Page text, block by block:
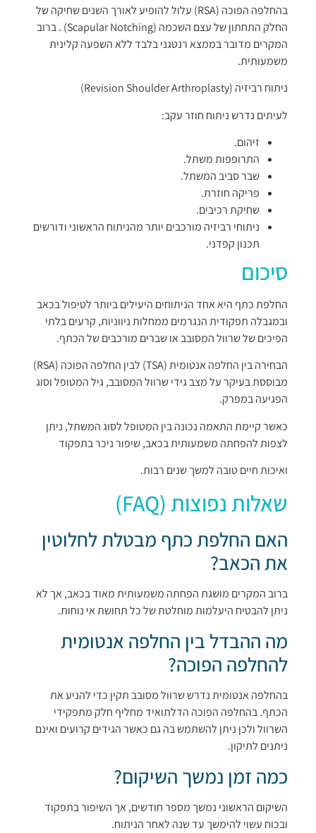
בהחלפה הפוכה (RSA) עלול להופיע לאורך השנים שחיקה של
החלק התחתון של עצם השכמה (Scapular Notching) . ברוב
המקרים מדובר בממצא רנטגני בלבד ללא השפעה קלינית
משמעותית.
ניתוח רביזיה (Revision Shoulder Arthroplasty)
לעיתים נדרש ניתוח חוזר עקב:
זיהום.
התרופפות משתל.
שבר סביב המשתל.
פריקה חוזרת.
שחיקת רכיבים.
ניתוחי רביזיה מורכבים יותר מהניתוח הראשוני ודורשים
תכנון קפדני.
סיכום
החלפת כתף היא אחד הניתוחים היעילים ביותר לטיפול בכאב
ובמגבלה תפקודית הנגרמים ממחלות ניווניות, קרעים בלתי
הפיכים של שרוול המסובב או שברים מורכבים של הכתף.
הבחירה בין החלפה אנטומית (TSA) לבין החלפה הפוכה (RSA)
מבוססת בעיקר על מצב גידי שרוול המסובב, גיל המטופל וסוג
הפגיעה במפרק.
כאשר קיימת התאמה נכונה בין המטופל לסוג המשתל, ניתן
לצפות להפחתה משמעותית בכאב, שיפור ניכר בתפקוד
ואיכות חיים טובה למשך שנים רבות.
שאלות נפוצות (FAQ)
האם החלפת כתף מבטלת לחלוטין
את הכאב?
ברוב המקרים מושגת הפחתה משמעותית מאוד בכאב, אך לא
ניתן להבטיח היעלמות מוחלטת של כל תחושת אי נוחות.
מה ההבדל בין החלפה אנטומית
להחלפה הפוכה?
בהחלפה אנטומית נדרש שרוול מסובב תקין כדי להניע את
הכתף. בהחלפה הפוכה הדלתואיד מחליף חלק מתפקידי
השרוול ולכן ניתן להשתמש בה גם כאשר הגידים קרועים ואינם
ניתנים לתיקון.
כמה זמן נמשך השיקום?
השיקום הראשוני נמשך מספר חודשים, אך השיפור בתפקוד
ובכוח עשוי להימשך עד שנה לאחר הניתוח.